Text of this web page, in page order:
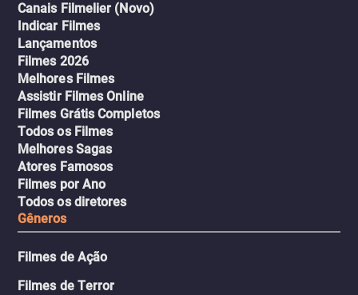
Canais Filmelier (Novo)
Indicar Filmes
Lançamentos
Filmes 2026
Melhores Filmes
Assistir Filmes Online
Filmes Grátis Completos
Todos os Filmes
Melhores Sagas
Atores Famosos
Filmes por Ano
Todos os diretores
Gêneros
Filmes de Ação
Filmes de Terror